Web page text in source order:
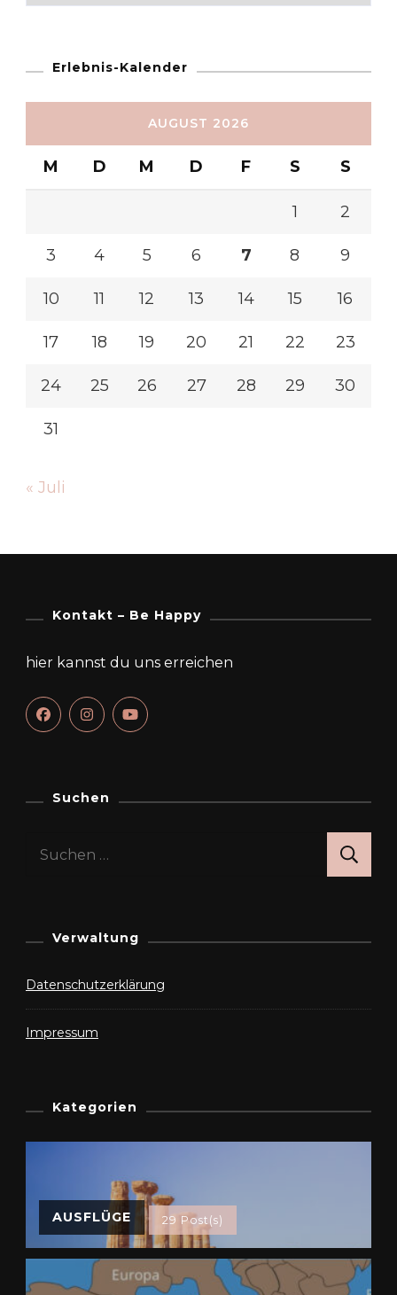
Erlebnis-Kalender
AUGUST 2026
M D M D F S S
1 2
3 4 5 6 7 8 9
10 11 12 13 14 15 16
17 18 19 20 21 22 23
24 25 26 27 28 29 30
31
« Juli
Kontakt – Be Happy
hier kannst du uns erreichen
Suchen
Suchen
Verwaltung
Datenschutzerklärung
Impressum
Kategorien
AUSFLÜGE 29 Post(s)